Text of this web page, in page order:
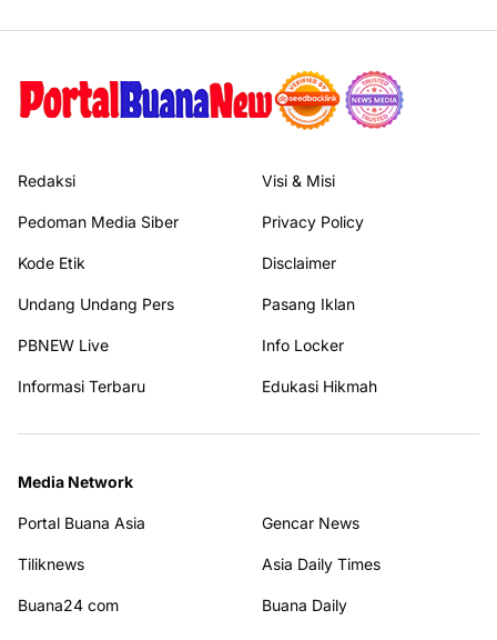
Redaksi Visi & Misi
Pedoman Media Siber Privacy Policy
Kode Etik Disclaimer
Undang Undang Pers Pasang Iklan
PBNEW Live Info Locker
Informasi Terbaru Edukasi Hikmah
Media Network
Portal Buana Asia Gencar News
Tiliknews Asia Daily Times
Buana24 com Buana Daily